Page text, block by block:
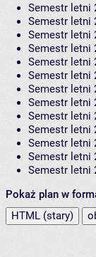
Semestr letni
Semestr letni
Semestr letni
Semestr letni
Semestr letni
Semestr letni
Semestr letni
Semestr letni
Semestr letni
Semestr letni
Semestr letni
Semestr letni
Semestr letni
Pokaż plan w
HTML (stary)